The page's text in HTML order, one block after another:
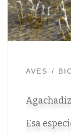
AVES
Esa